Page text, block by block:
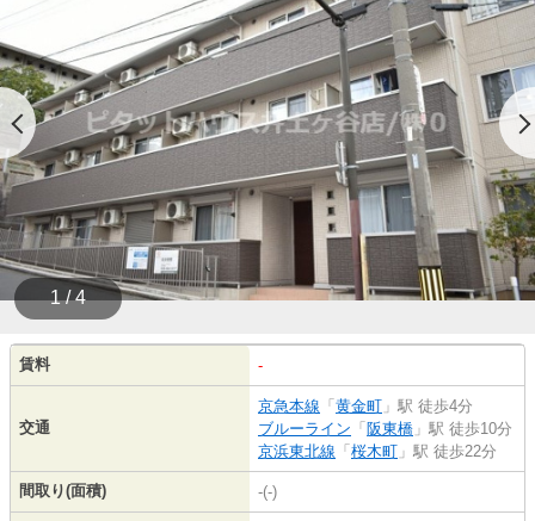
1 / 4
賃料 -
交通
京急本線 「 黄金町 」駅 徒歩4分
ブルーライン 「 阪東橋 」駅 徒歩10分
京浜東北線 「 桜木町 」駅 徒歩22分
間取り(面積) -(-)